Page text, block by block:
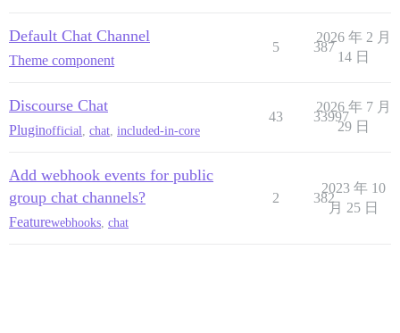
Default Chat Channel
Theme component
5 387
2026 年 2 月
14 日
Discourse Chat
Pluginofficial chat included-in-core
43 33997
2026 年 7 月
29 日
Add webhook events for public
group chat channels?
Featurewebhooks chat
2 382
2023 年 10
月 25 日